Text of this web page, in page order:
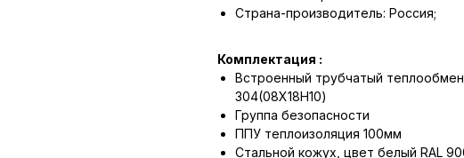
Страна-производитель: Россия;
Комплектация :
Встроенный трубчатый
304(08Х18Н10)
Группа безопасности
ППУ теплоизоляция 100мм
Стальной кожух, цвет белый RAL